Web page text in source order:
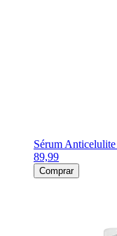
Sérum
89,99
Comprar